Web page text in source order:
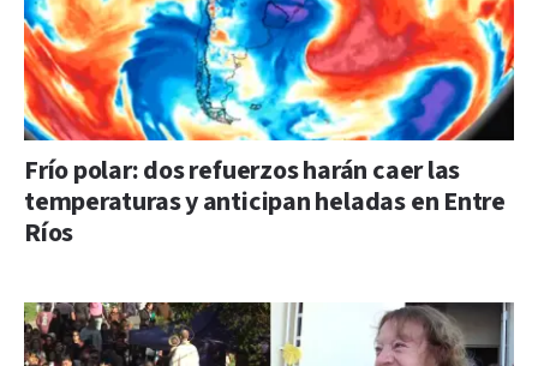
Frío polar: dos refuerzos harán caer las
temperaturas y anticipan heladas en Entre
Ríos